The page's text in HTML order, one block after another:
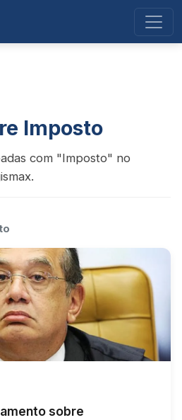
Imposto
com "Imposto" no
sobre